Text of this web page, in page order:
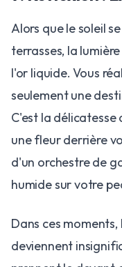
Alors que le soleil
terrasses, la
l'or liquide. Vous
seulement une
C'est la délicatesse
une fleur derrière
d'un orchestre de
humide sur votre
Dans ces
deviennent